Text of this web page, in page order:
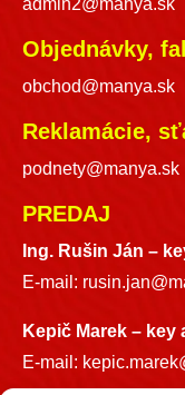
Objednávky,
obchod@manya.sk
Reklamácie,
podnety@manya.sk
PREDAJ
Ing. Rušin Ján –
E-mail:
Kepič Marek –
E-mail: